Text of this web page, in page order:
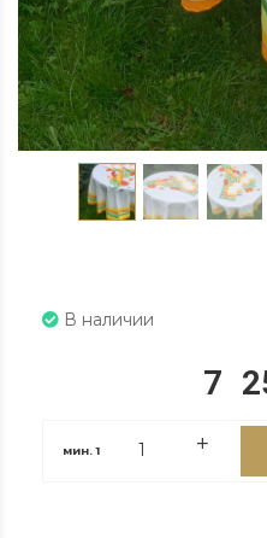
В наличии
7
мин.1